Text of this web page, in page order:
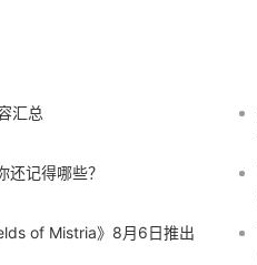
汇总
记得哪些？
of Mistria》8月6日推出